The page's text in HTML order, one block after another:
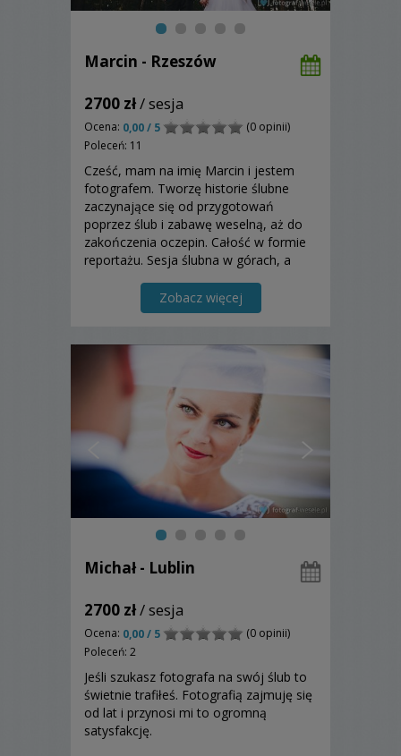
Marcin - Rzeszów
2700 zł/ sesja
Ocena: 0,00 / 5
(0 opinii)
Poleceń: 11
Cześć, mam na imię Marcin i jestem
fotografem. Tworzę historie ślubne
zaczynające się od przygotowań
poprzez ślub i zabawę weselną, aż do
zakończenia oczepin. Całość w formie
reportażu. Sesja ślubna w górach, a
Zobacz więcej
Michał - Lublin
2700 zł/ sesja
Ocena: 0,00 / 5
(0 opinii)
Poleceń: 2
Jeśli szukasz fotografa na swój ślub to
świetnie trafiłeś. Fotografią zajmuję się
od lat i przynosi mi to ogromną
satysfakcję.